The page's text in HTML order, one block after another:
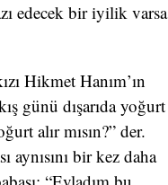
edecek bir iyilik varsa
Hikmet Hanım’ın
günü dışarıda yoğurt
alır mısın?” der.
aynısını bir kez daha